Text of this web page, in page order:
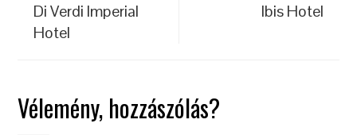
Di Verdi Imperial
Hotel
Ibis Hotel
Vélemény, hozzászólás?